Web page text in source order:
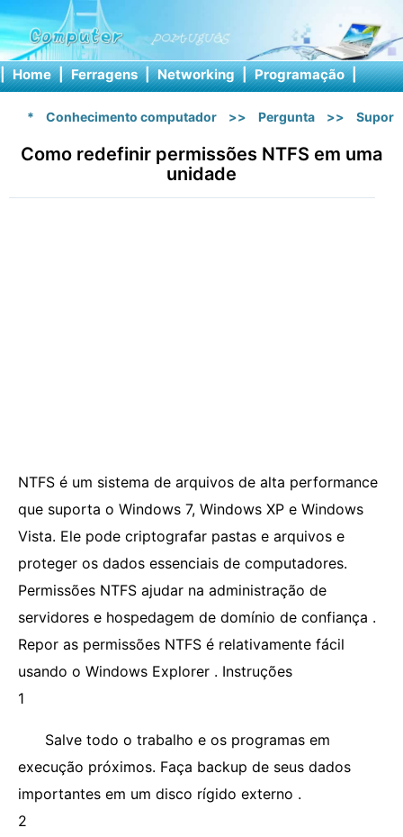
| Home | Ferragens | Networking | Programação |
* Conhecimento computador >> Pergunta >>
Como redefinir permissões NTFS em uma
unidade
NTFS é um sistema de arquivos de alta performance
que suporta o Windows 7, Windows XP e Windows
Vista. Ele pode criptografar pastas e arquivos e
proteger os dados essenciais de computadores.
Permissões NTFS ajudar na administração de
servidores e hospedagem de domínio de confiança .
Repor as permissões NTFS é relativamente fácil
usando o Windows Explorer . Instruções
1
Salve todo o trabalho e os programas em
execução próximos. Faça backup de seus dados
importantes em um disco rígido externo .
2